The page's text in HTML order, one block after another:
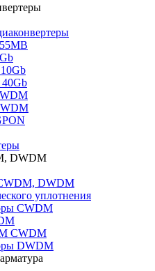
DWDM
DWDM
уплотнения
CWDM
CWDM
DWDM